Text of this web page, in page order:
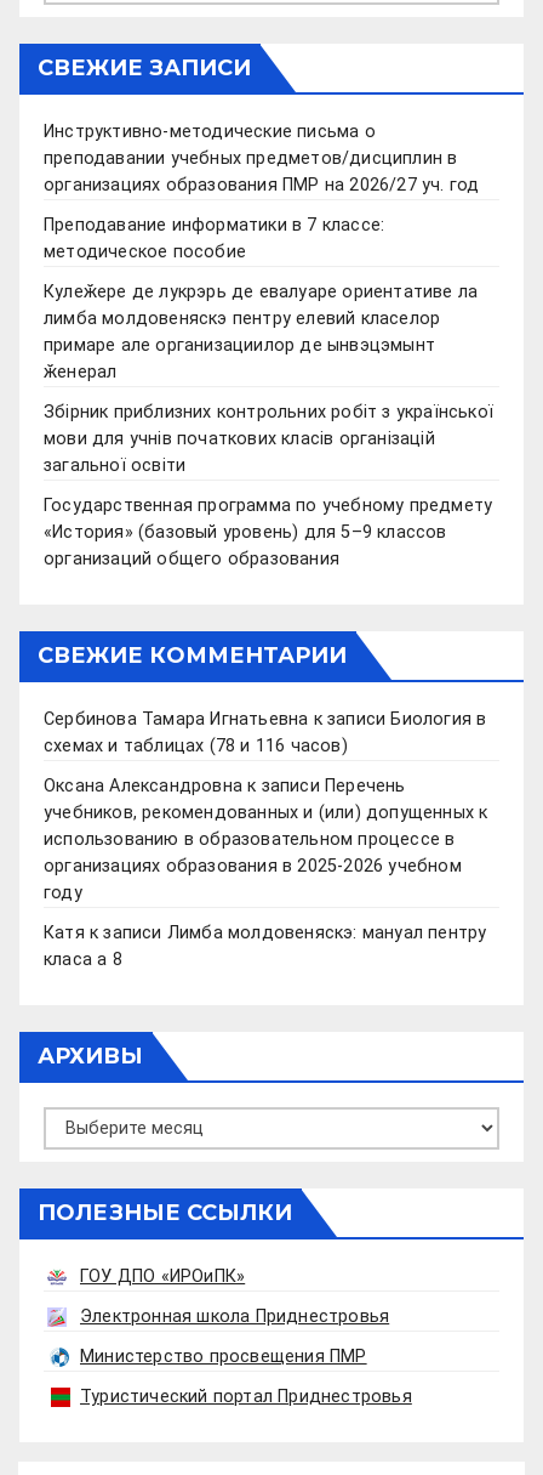
СВЕЖИЕ ЗАПИСИ
Инструктивно-методические письма о
преподавании учебных предметов/дисциплин в
организациях образования ПМР на 2026/27 уч. год
Преподавание информатики в 7 классе:
методическое пособие
Кулеӂере де лукрэрь де евалуаре ориентативе ла
лимба молдовеняскэ пентру елевий класелор
примаре але организациилор де ынвэцэмынт
ӂенерал
Збірник приблизних контрольних робіт з української
мови для учнів початкових класів організацій
загальної освіти
Государственная программа по учебному предмету
«История» (базовый уровень) для 5–9 классов
организаций общего образования
СВЕЖИЕ КОММЕНТАРИИ
Сербинова Тамара Игнатьевна к записи Биология в
схемах и таблицах (78 и 116 часов)
Оксана Александровна к записи Перечень
учебников, рекомендованных и (или) допущенных к
использованию в образовательном процессе в
организациях образования в 2025-2026 учебном
году
Катя к записи Лимба молдовеняскэ: мануал пентру
класа а 8
АРХИВЫ
Архивы
ПОЛЕЗНЫЕ ССЫЛКИ
ГОУ ДПО «ИРОиПК»
Электронная школа Приднестровья
Министерство просвещения ПМР
Туристический портал Приднестровья